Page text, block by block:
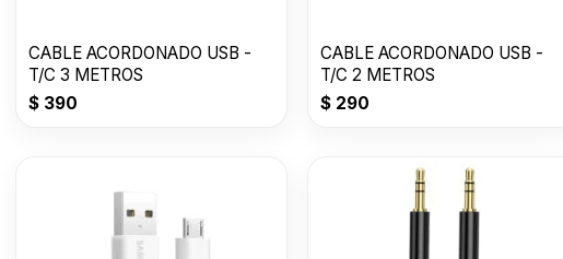
CABLE ACORDONADO USB -
T/C 3 METROS
$ 390
CABLE ACORDONADO USB -
T/C 2 METROS
$290